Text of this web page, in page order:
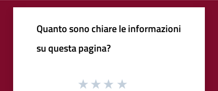
Quanto sono chiare le informazioni
su questa pagina?